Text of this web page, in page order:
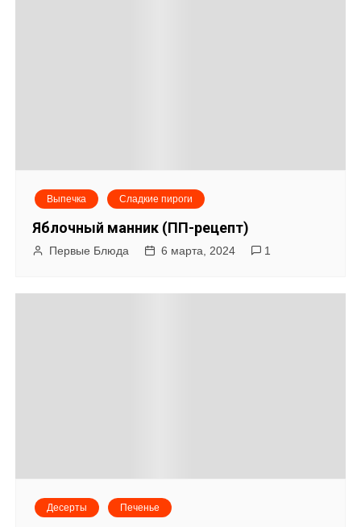
Выпечка Сладкие пироги
Яблочный манник (ПП-рецепт)
Первые Блюда 6 марта, 2024 1
Десерты Печенье